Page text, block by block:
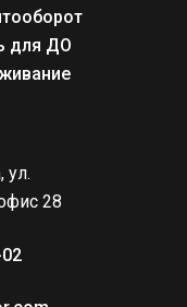
для ДО
ул.
28